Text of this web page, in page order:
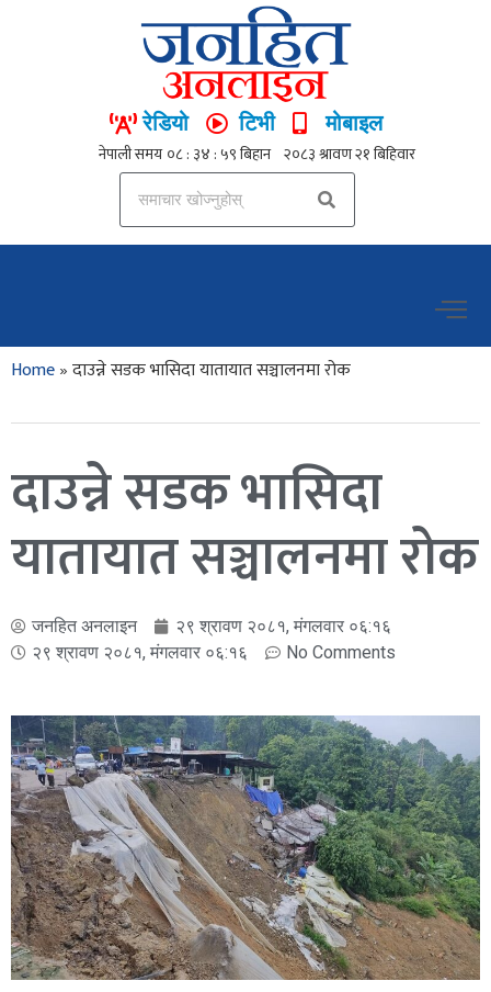
रेडियो टिभी मोबाइल
Home»दाउन्ने सडक भासिदा यातायात सञ्चालनमा रोक
दाउन्ने सडक भासिदा
यातायात सञ्चालनमा रोक
जनहित अनलाइन
२९ श्रावण २०८१, मंगलवार ०६:१६
२९ श्रावण २०८१, मंगलवार ०६:१६
No Comments